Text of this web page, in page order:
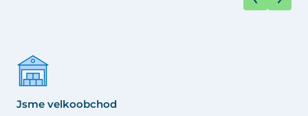
Jsme velkoobchod